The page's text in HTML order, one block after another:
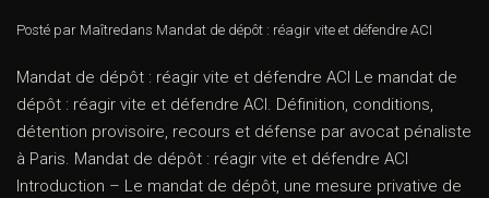
Posté par Maîtredans Mandat de dépôt : réagir vite et défendre ACI
Mandat de dépôt : réagir vite et défendre ACI Le mandat de
dépôt : réagir vite et défendre ACI. Définition, conditions,
détention provisoire, recours et défense par avocat pénaliste
à Paris. Mandat de dépôt : réagir vite et défendre ACI
Introduction – Le mandat de dépôt, une mesure privative de